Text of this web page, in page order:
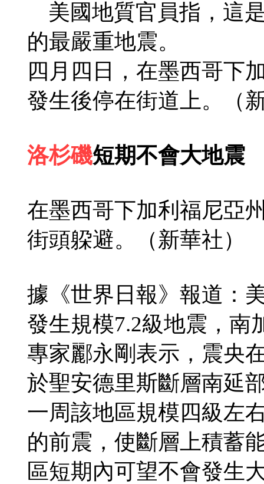
美國地質官員指，這
的最嚴重地震。
四月四日，在墨西哥下
發生後停在街道上。（
洛杉磯短期不會大地震
在墨西哥下加利福尼亞
街頭躱避。（新華社）
據《世界日報》報道：
發生規模7.2級地震，南
專家酈永剛表示，震央
於聖安德里斯斷層南延
一周該地區規模四級左
的前震，使斷層上積蓄
區短期內可望不會發生